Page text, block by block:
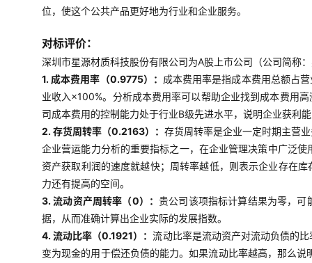
位，使这个公共产品更好地为行业和企业服务。
对标评价：
深圳市星源材质科技股份有限公司为A股上市公司（公司简
1. 成本费用率（0.9775）： 成本费用率是指成本费用总额占
业收入×100%。分析成本费用率可以帮助企业找到成本费用
司成本费用的控制能力处于行业B级先进水平，说明企业获利
2. 存货周转率（0.2163）： 存货周转率是企业一定时期主营
企业营运能力分析的重要指标之一，在企业管理决策中广泛
资产获取利润的速度就越快；周转率越低，则表示企业存在
力还有提高的空间。
3. 流动资产周转率（0）：贵公司该项指标计算结果为零，
据，从而准确计算出企业实际的发展指数。
4. 流动比率（0.1921）：流动比率是流动资产对流动负债的
变为现金的用于偿还负债的能力。如果流动比率越高，那么